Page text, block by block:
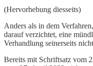
(Hervorhebung diesseits)
Anders als in dem
darauf verzichtet, eine
Verhandlung seinerseits
Bereits mit Schriftsatz vom